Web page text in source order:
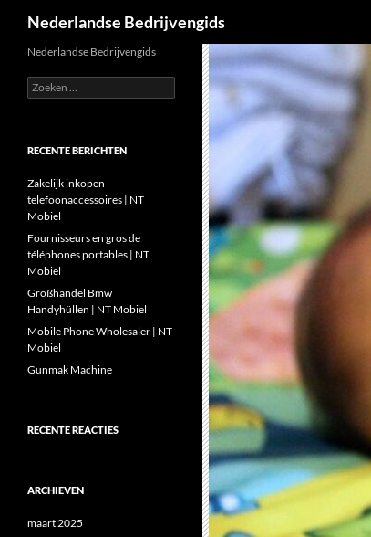
Nederlandse Bedrijvengids
Nederlandse Bedrijvengids
Zoeken
naar:
RECENTE BERICHTEN
Zakelijk inkopen
telefoonaccessoires | NT
Mobiel
Fournisseurs en gros de
téléphones portables | NT
Mobiel
Großhandel Bmw
Handyhüllen | NT Mobiel
Mobile Phone Wholesaler | NT
Mobiel
Gunmak Machine
RECENTE REACTIES
ARCHIEVEN
maart 2025